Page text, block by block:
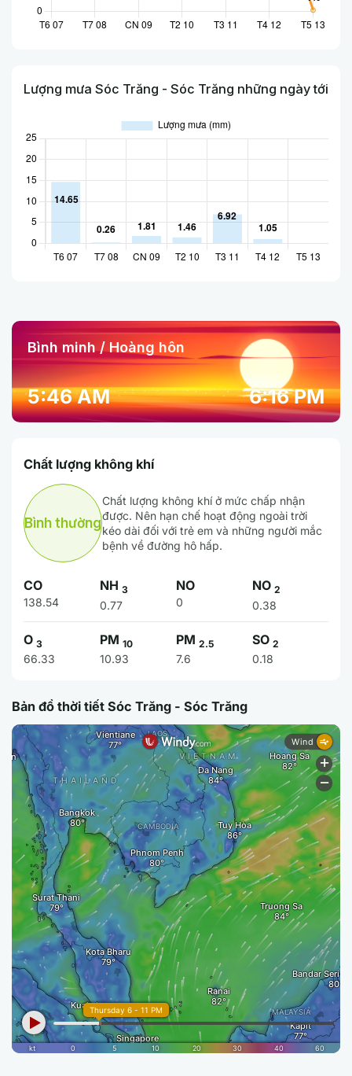
Lượng mưa Sóc Trăng - Sóc Trăng những ngày tới
Bình minh / Hoàng hôn
5:46 AM 6:16 PM
Chất lượng không khí
Bình thường
Chất lượng không khí ở mức chấp nhận
được. Nên hạn chế hoạt động ngoài trời
kéo dài đối với trẻ em và những người mắc
bệnh về đường hô hấp.
CO
138.54
NH 3
0.77
NO
0
NO 2
0.38
O 3
66.33
PM 10
10.93
PM 2.5
7.6
SO 2
0.18
Bản đồ thời tiết Sóc Trăng - Sóc Trăng